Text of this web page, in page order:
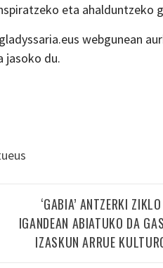
eta ahalduntzeko
webgunean
jasoko du.
‘GABIA’ ANTZERKI
IGANDEAN ABIATUKO DA
IZASKUN ARRUE